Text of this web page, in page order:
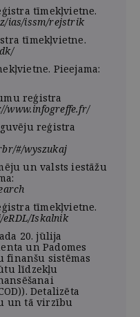
tīmekļvietne.
ias/issm/rejstrik
tīmekļvietne.
Pieejama:
reģistra
www.infogreffe.fr/
reģistra
#/wyszukaj
un valsts iestāžu
tīmekļvietne.
eRDL/Iskalnik
20. jūlija
un Padomes
finanšu sistēmas
līdzekļu
Detalizēta
un tā virzību